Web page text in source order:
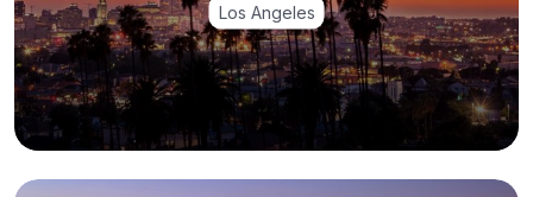
Los Angeles